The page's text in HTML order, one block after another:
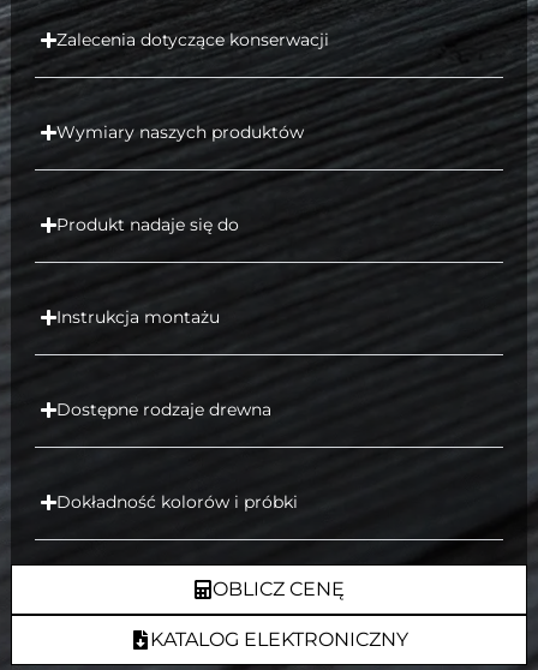
Zalecenia dotyczące konserwacji
Wymiary naszych produktów
Produkt nadaje się do
Instrukcja montażu
Dostępne rodzaje drewna
Dokładność kolorów i próbki
KATALOG ELEKTRONICZNY
OBLICZ CENĘ